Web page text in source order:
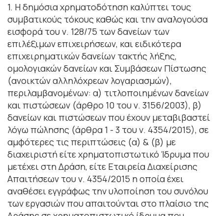
1. Η δημόσια χρηματοδότηση καλύπτει τους
συμβατικούς τόκους καθώς και την αναλογούσα
εισφορά του ν. 128/75 των δανείων των
επιλέξιμων επιχειρήσεων, και ειδικότερα
επιχειρηματικών δανείων τακτής λήξης,
ομολογιακών δανείων και Συμβάσεων Πίστωσης
(ανοικτών αλληλόχρεων λογαριασμών),
περιλαμβανομένων: α) τιτλοποιημένων δανείων
και πιστώσεων (άρθρο 10 του ν. 3156/2003), β)
δανείων και πιστώσεων που έχουν μεταβιβαστεί
λόγω πώλησης (άρθρα 1 - 3 του ν. 4354/2015), σε
αμφότερες τις περιπτώσεις (α) & (β) με
διαχειριστή είτε χρηματοπιστωτικό Ίδρυμα που
μετέχει στη Δράση, είτε Εταιρεία Διαχείρισης
Απαιτήσεων του ν. 4354/2015 η οποία έχει
αναθέσει εγγράφως την υλοποίηση του συνόλου
των εργασιών που απαιτούνται στο πλαίσιο της